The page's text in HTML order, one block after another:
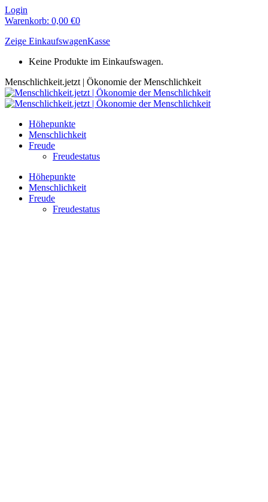
Zum
Inhalt
Login
Warenkorb: 0,00 €0
Zeige EinkaufswagenKasse
Keine Produkte im Einkaufswagen.
Menschlichkeit.jetzt | Ökonomie der Menschlichkeit
Höhepunkte
Menschlichkeit
Freude
Freudestatus
Höhepunkte
Menschlichkeit
Freude
Freudestatus